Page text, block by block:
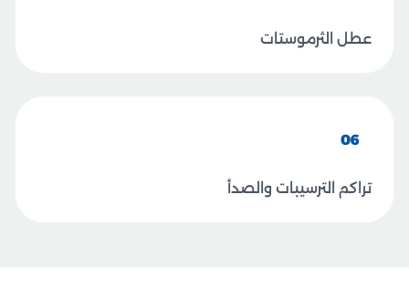
عطل الثرموستات
06
تراكم الترسيبات والصدأ